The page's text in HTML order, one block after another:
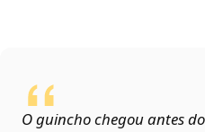
O guincho chegou antes